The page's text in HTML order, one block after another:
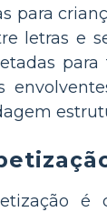
letras e